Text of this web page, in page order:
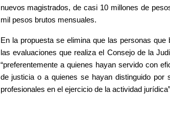
nuevos magistrados, de casi 10 millones de
mil pesos brutos mensuales.
En la propuesta se elimina que las personas
las evaluaciones que realiza el Consejo de la
“preferentemente a quienes hayan servido con
de justicia o a quienes se hayan distinguido por
profesionales en el ejercicio de la actividad